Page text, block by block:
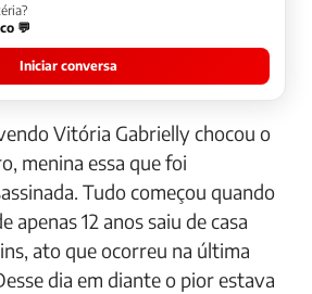
💬
Iniciar conversa
menina essa que foi
Tudo começou quando
apenas 12 anos saiu de casa
ato que ocorreu na última
dia em diante o pior estava